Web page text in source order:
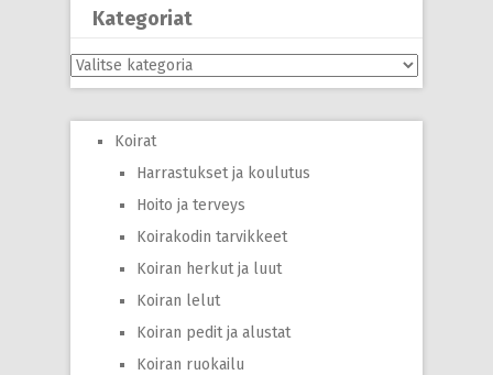
Kategoriat
Kategoriat
Koirat
Harrastukset ja koulutus
Hoito ja terveys
Koirakodin tarvikkeet
Koiran herkut ja luut
Koiran lelut
Koiran pedit ja alustat
Koiran ruokailu